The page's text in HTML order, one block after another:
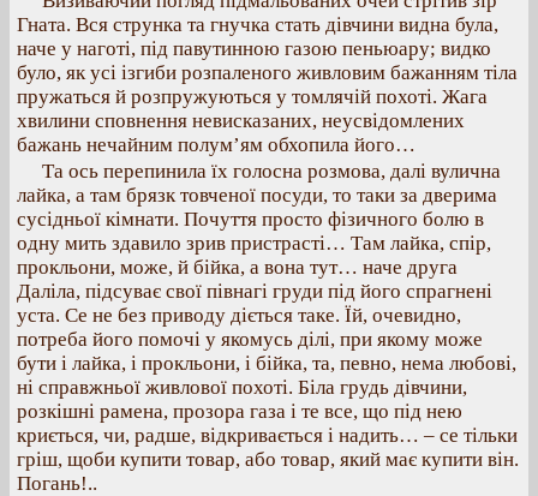
Гната. Вся струнка та гнучка стать дівчини видна була,
наче у наготі, під павутинною газою пеньюару; видко
було, як усі ізгиби розпаленого живловим бажанням тіла
пружаться й розпружуються у томлячій похоті. Жага
хвилини сповнення невисказаних, неусвідомлених
бажань нечайним полум’ям обхопила його…
Та ось перепинила їх голосна розмова, далі вулична
лайка, а там брязк товченої посуди, то таки за дверима
сусідньої кімнати. Почуття просто фізичного болю в
одну мить здавило зрив пристрасті… Там лайка, спір,
прокльони, може, й бійка, а вона тут… наче друга
Даліла, підсуває свої півнагі груди під його спрагнені
уста. Се не без приводу діється таке. Їй, очевидно,
потреба його помочі у якомусь ділі, при якому може
бути і лайка, і прокльони, і бійка, та, певно, нема любові,
ні справжньої живлової похоті. Біла грудь дівчини,
розкішні рамена, прозора газа і те все, що під нею
криється, чи, радше, відкривається і надить… – се тільки
гріш, щоби купити товар, або товар, який має купити він.
Погань!..